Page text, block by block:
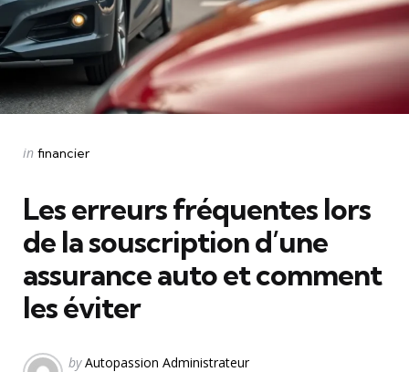
Categories
Posted
in financier
Les erreurs fréquentes lors
de la souscription d’une
assurance auto et comment
les éviter
Posted
by Autopassion Administrateur